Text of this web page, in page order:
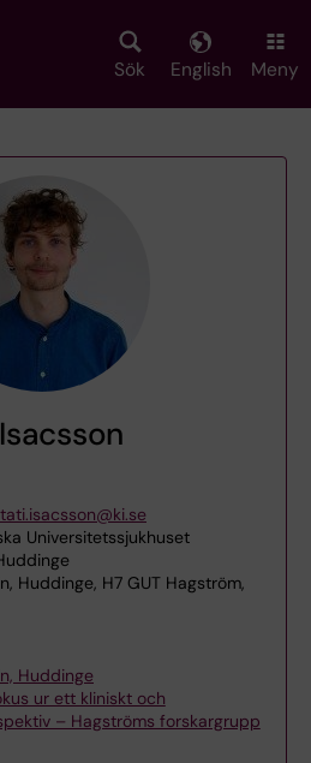
Sök English Meny
Universitetssjukhuset
Huddinge, H7 GUT Hagström,
Huddinge
ur ett kliniskt och
– Hagströms forskargrupp